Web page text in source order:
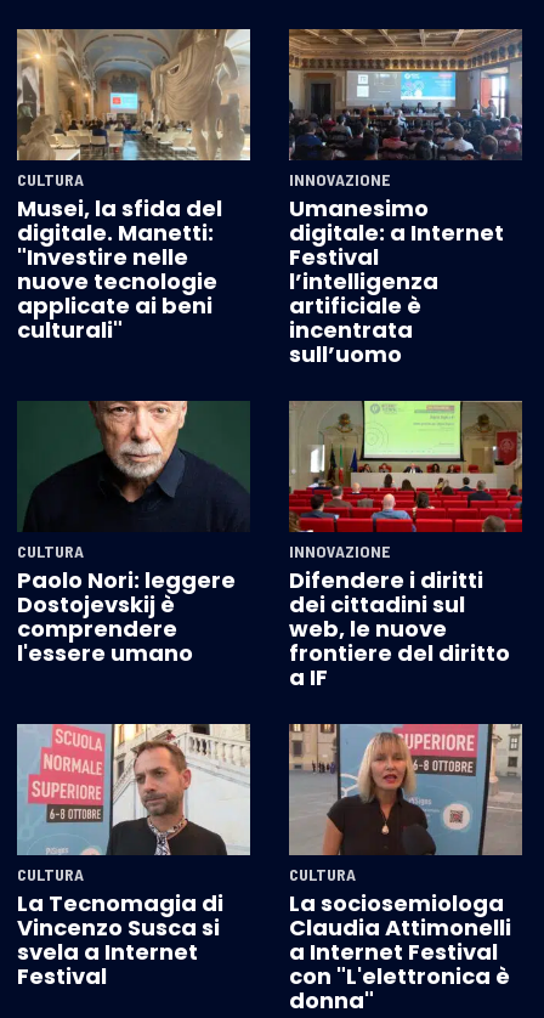
CULTURA
Musei, la sfida del
digitale. Manetti:
"Investire nelle
nuove tecnologie
applicate ai beni
culturali"
INNOVAZIONE
Umanesimo
digitale: a Internet
Festival
l’intelligenza
artificiale è
incentrata
sull’uomo
CULTURA
Paolo Nori: leggere
Dostojevskij è
comprendere
l'essere umano
INNOVAZIONE
Difendere i diritti
dei cittadini sul
web, le nuove
frontiere del diritto
a IF
CULTURA
La Tecnomagia di
Vincenzo Susca si
svela a Internet
Festival
CULTURA
La sociosemiologa
Claudia Attimonelli
a Internet Festival
con "L'elettronica è
donna"